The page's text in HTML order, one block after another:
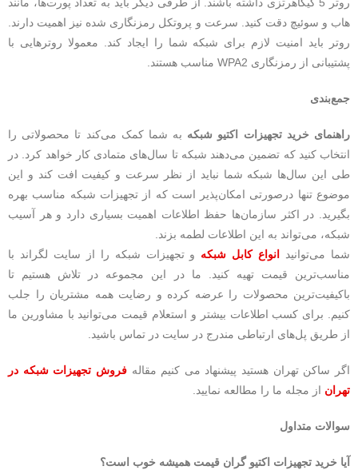
هاب و سوئیچ دقت کنید. سرعت و پروتکل رمزنگاری‌ شده نیز اهمیت دارند.
روتر باید امنیت لازم برای شبکه شما را ایجاد کند. معمولا روترهایی با
پشتیبانی از رمزنگاری WPA2 مناسب هستند.
جمع‌بندی
راهنمای خرید تجهیزات اکتیو شبکه به شما کمک می‌کند تا محصولاتی را
انتخاب کنید که تضمین می‌دهند شبکه تا سال‌های متمادی کار خواهد کرد. در
طی این سال‌ها شبکه شما نباید از نظر سرعت و کیفیت افت کند و این
موضوع تنها در‌صورتی امکان‌پذیر است که از تجهیزات شبکه مناسب بهره
بگیرید. در اکثر سازمان‌ها حفظ اطلاعات اهمیت بسیاری دارد و هر آسیب
شبکه، می‌تواند به این اطلاعات لطمه بزند.
شما می‌توانید
انواع کابل شبکه و تجهیزات شبکه را از سایت لگراند با
مناسب‌ترین قیمت تهیه کنید. ما در این مجموعه در تلاش هستیم تا
باکیفیت‌ترین محصولات را عرضه کرده و رضایت همه مشتریان را جلب
کنیم. برای کسب اطلاعات بیشتر و استعلام قیمت می‌توانید با مشاورین ما
از طریق پل‌های ارتباطی مندرج در سایت در تماس باشید.
اگر ساکن تهران هستید پیشنهاد می کنیم مقالهفروش تجهیزات شبکه در
تهران از مجله ما را مطالعه نمایید.
سوالات متداول
آیا خرید تجهیزات اکتیو گران قیمت همیشه خوب است؟